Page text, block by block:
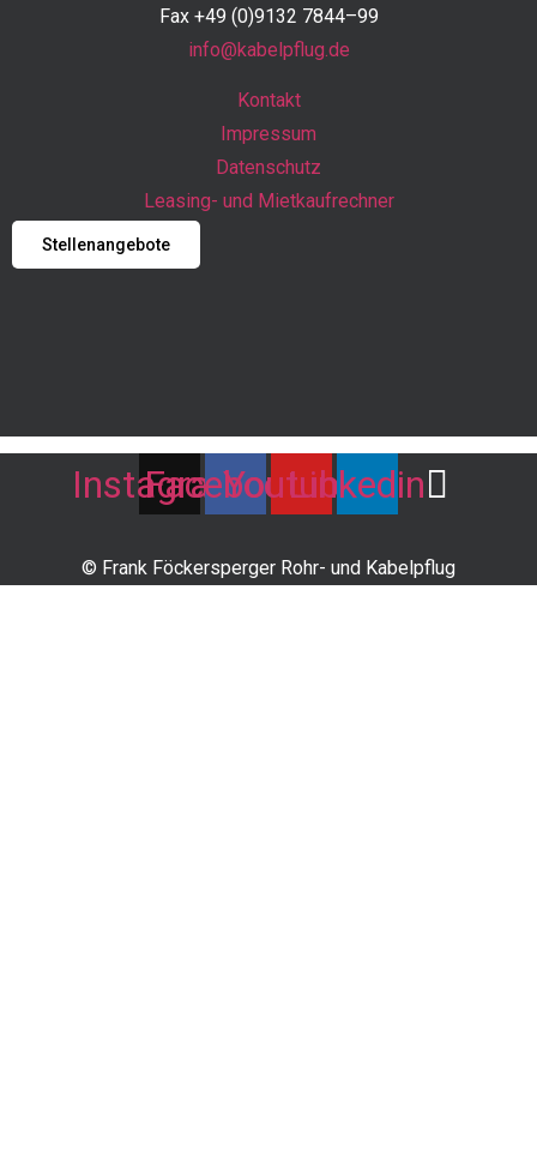
Fax +49 (0)9132 7844–99
info@kabelpflug.de
Kontakt
Impressum
Datenschutz
Leasing- und Mietkaufrechner
Stellenangebote
Instagram
Facebook
Youtube
Linkedin
© Frank Föckersperger Rohr- und Kabelpflug